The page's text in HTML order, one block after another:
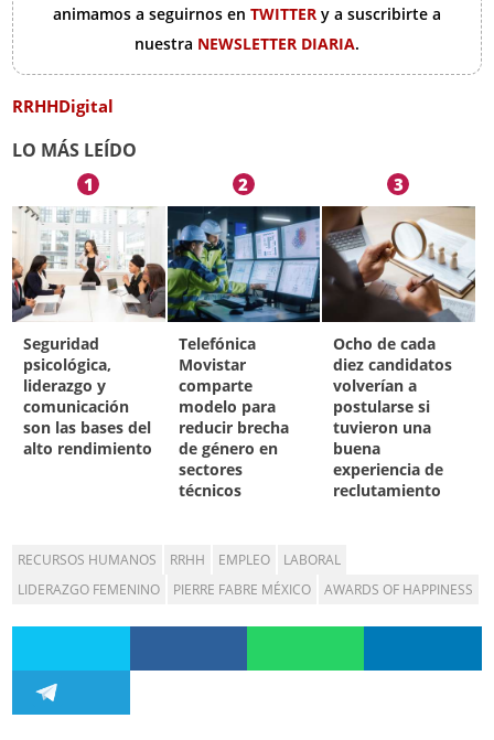
animamos a seguirnos en TWITTER y a suscribirte a
nuestra NEWSLETTER DIARIA.
RRHHDigital
LO MÁS LEÍDO
1
Seguridad
psicológica,
liderazgo y
comunicación
son las bases del
alto rendimiento
2
Telefónica
Movistar
comparte
modelo para
reducir brecha
de género en
sectores
técnicos
3
Ocho de cada
diez candidatos
volverían a
postularse si
tuvieron una
buena
experiencia de
reclutamiento
RECURSOS HUMANOS RRHH EMPLEO
LABORAL
LIDERAZGO FEMENINO
PIERRE FABRE MÉXICO AWARDS OF HAPPINESS